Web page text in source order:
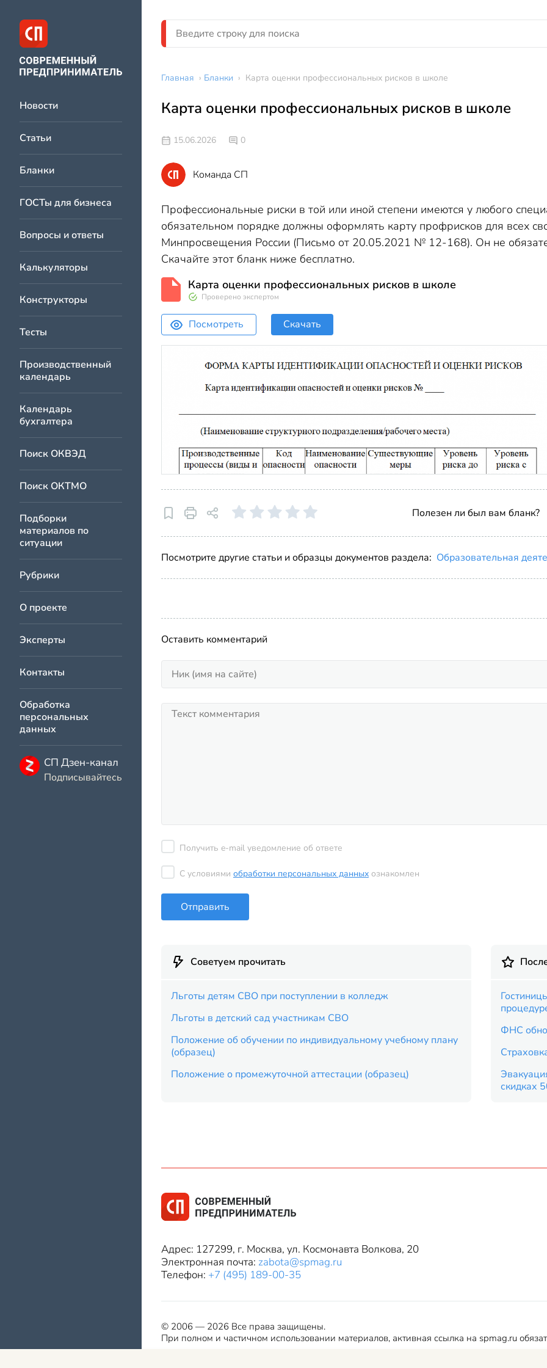
Новости
Статьи
Бланки
ГОСТы для бизнеса
Вопросы и ответы
Калькуляторы
Конструкторы
Тесты
Производственный
календарь
Календарь
бухгалтера
Поиск ОКВЭД
Поиск ОКТМО
Подборки
материалов по
ситуации
Рубрики
О проекте
Эксперты
Контакты
Обработка
персональных
данных
СП Дзен-канал
Подписывайтесь
Главная › Бланки › Карта оценки профессиональных рисков в школе
Карта оценки профессиональных рисков в школе
15.06.2026 0
Команда СП
Профессиональные риски в той или иной степени имеются у любого
обязательном порядке должны оформлять карту профрисков для всех
Минпросвещения России (Письмо от 20.05.2021 № 12-168). Он не
Скачайте этот бланк ниже бесплатно.
Карта оценки профессиональных рисков в школе
Проверено экспертом
Посмотреть Скачать
Полезен ли был вам бланк?
Посмотрите другие статьи и образцы документов раздела: Образовательная
Оставить комментарий
Получить e-mail уведомление об ответе
С условиями обработки персональных данных ознакомлен
Отправить
Советуем прочитать
Льготы детям СВО при поступлении в колледж
Льготы в детский сад участникам СВО
Положение об обучении по индивидуальному учебному плану
(образец)
Положение о промежуточной аттестации (образец)
ФНС
скидках
Адрес: 127299, г. Москва, ул. Космонавта Волкова, 20
Электронная почта: zabota@spmag.ru
Телефон: +7 (495) 189-00-35
© 2006 — 2026 Все права защищены.
При полном и частичном использовании материалов, активная ссылка на spmag.ru